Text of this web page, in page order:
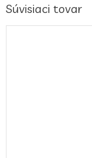
Súvisiaci tovar